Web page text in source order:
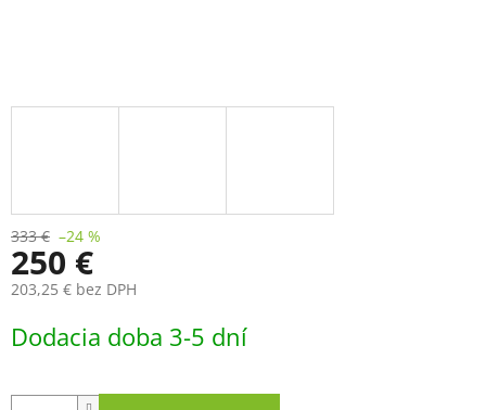
333 € –24 %
250 €
203,25 € bez DPH
cena:
Dodacia doba 3-5 dní